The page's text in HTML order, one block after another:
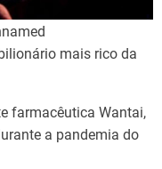
mais rico da
farmacêutica Wantai,
a pandemia do